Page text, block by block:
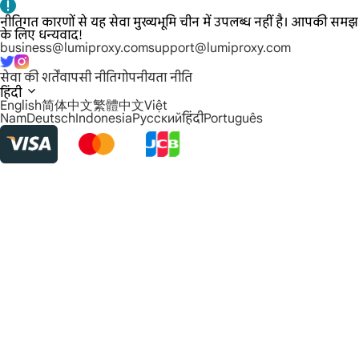
नीतिगत कारणों से यह सेवा मुख्यभूमि चीन में उपलब्ध नहीं है। आपकी समझ
के लिए धन्यवाद!
business@lumiproxy.comsupport@lumiproxy.com
सेवा की शर्तेंवापसी नीतिगोपनीयता नीति
हिंदी
English简体中文繁體中文Việt
NamDeutschIndonesiaРусскийहिंदीPortuguês